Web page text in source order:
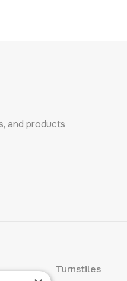
and products
Turnstiles